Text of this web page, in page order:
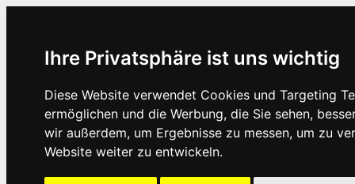
Ihre Privatsphäre ist uns wichtig
Diese Website verwendet Cookies und Targeting
ermöglichen und die Werbung, die Sie sehen,
wir außerdem, um Ergebnisse zu messen, um zu
Website weiter zu entwickeln.